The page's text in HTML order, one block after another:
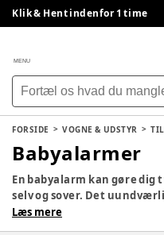
Klik & Hent indenfor 1 time
MENU
FORSIDE VOGNE & UDSTYR
Babyalarmer
En babyalarm kan gøre
selv og sover. Det
som forælder slipper for at
Læs mere